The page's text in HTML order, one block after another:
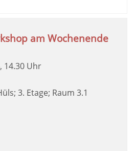
am Wochenende
14.30 Uhr
3. Etage; Raum 3.1